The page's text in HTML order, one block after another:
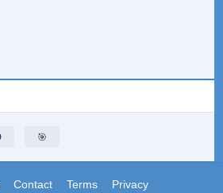
🎯
Contact Terms Privacy